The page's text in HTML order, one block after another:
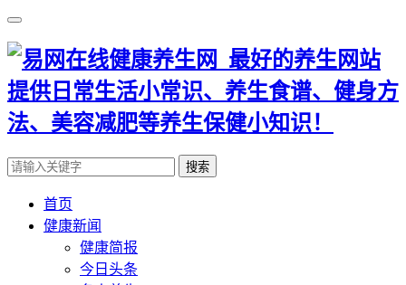
搜索
首页
健康新闻
健康简报
今日头条